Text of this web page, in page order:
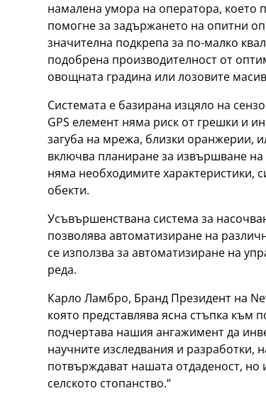
намалена умора на оператора, което
помогне за задържането на опитни
значителна подкрепа за по-малко
подобрена производителност от
овощната градина или лозовите
Системата е базирана изцяло на
GPS елемент няма риск от грешки и
загуба на мрежа, близки оранжерии,
включва планиране за извършване
няма необходимите характеристики,
обекти.
Усъвършенствана система за
позволява автоматизиране на
се използва за автоматизиране на
реда.
Карло Ламбро, Бранд Президент на
която представлява ясна стъпка
подчертава нашия ангажимент да
научните изследвания и
потвърждават нашата отдаденост,
селското стопанство.“